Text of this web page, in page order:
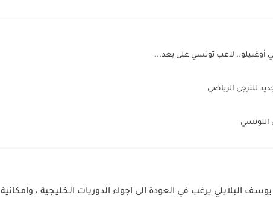
أوغبيلو.. لاعب تونسي على بعد...
للترجي الرياضي
التونسي
البلايلي يرغب في العودة الى اجواء الدوريات الخليجية ، وامكانية